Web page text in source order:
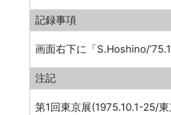
記録事項
画面右下に「S.Hoshino/
注記
第1回東京展(1975.10.1-25/